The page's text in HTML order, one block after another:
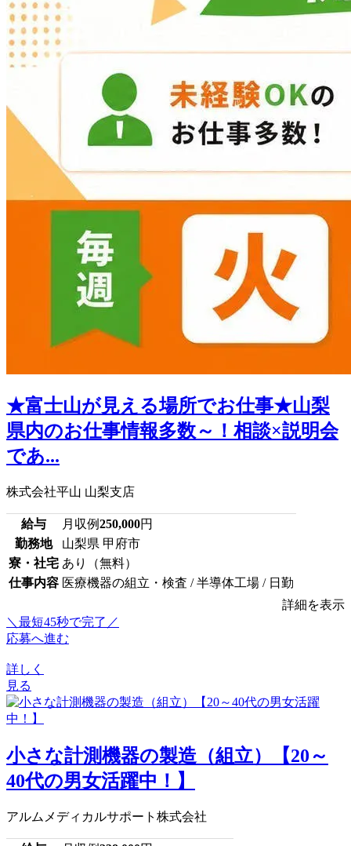
★富士山が見える場所でお仕事★山梨
県内のお仕事情報多数～！相談×説明会
であ...
株式会社平山 山梨支店
給与 月収例250,000円
勤務地
山梨県 甲府市
寮・社宅 あり（無料）
仕事内容 医療機器の組立・検査 / 半導体工場 / 日勤
詳細を表示
＼最短45秒で完了／
応募へ進む
詳しく
見る
小さな計測機器の製造（組立）【20～
40代の男女活躍中！】
アルムメディカルサポート株式会社